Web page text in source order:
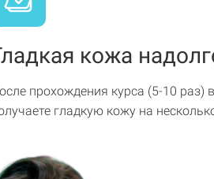
кожа
прохождения курса (5-10 раз)
гладкую кожу на